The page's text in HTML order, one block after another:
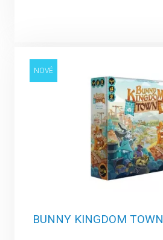
NOVÉ
BUNNY KINGDOM TOWN